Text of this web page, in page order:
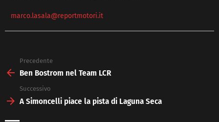
marco.lasala@reportmotori.it
more
Precedente
Ben Bostrom nel Team LCR
Successivo
A Simoncelli piace la pista di Laguna Seca